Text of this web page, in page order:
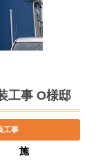
工事 O様邸
工事